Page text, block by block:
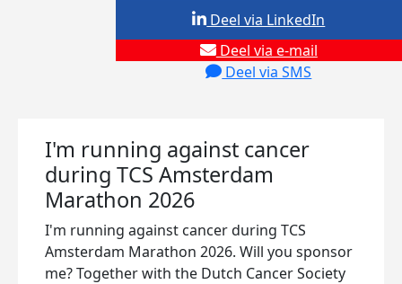
Deel via e-mail
Deel via SMS
Deel via LinkedIn
I'm running against cancer
during TCS Amsterdam
Marathon 2026
I'm running against cancer during TCS
Amsterdam Marathon 2026. Will you sponsor
me? Together with the Dutch Cancer Society